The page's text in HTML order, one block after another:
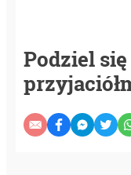
Podziel